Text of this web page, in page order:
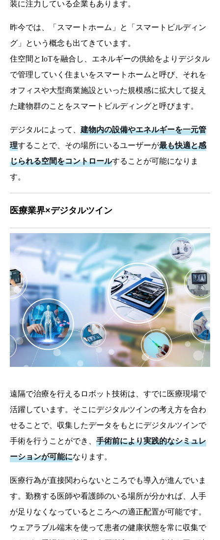
装に注力している企業もあります。
昨今では、「スマートホーム」と「スマートビルディン
グ」という概念も出てきています。
住空間とIoTを融合し、エネルギーの供給をよりデジタル
で管理していく住まいをスマートホームと呼び、それを
オフィスや大型商業施設といった規模感に拡大して捉え
た建物群のことをスマートビルディングと呼びます。
デジタルによって、 建物内の設備やエネルギーを一元管
理することで、その場所にいるユーザーが最も快適と感
じられる空間をコントロールすることが可能になりま
す。
医療業界×デジタルツイン
遠隔で治療を行えるロボット技術は、すでに医療現場で
活躍しています。そこにデジタルツインの考え方を合わ
せることで、収集したデータをもとにデジタルツインで
手術を行うことができ、 手術前により実践的なシミュレ
ーションが可能になります。
医療行為が直接関わらないところでも導入が進んでいま
す。勤務する医師や看護師のいる場所が分かれば、人手
が足りなくなっているところへの適正配置が可能です。
ウェアラブル端末を使って患者の健康状態を常に収集で